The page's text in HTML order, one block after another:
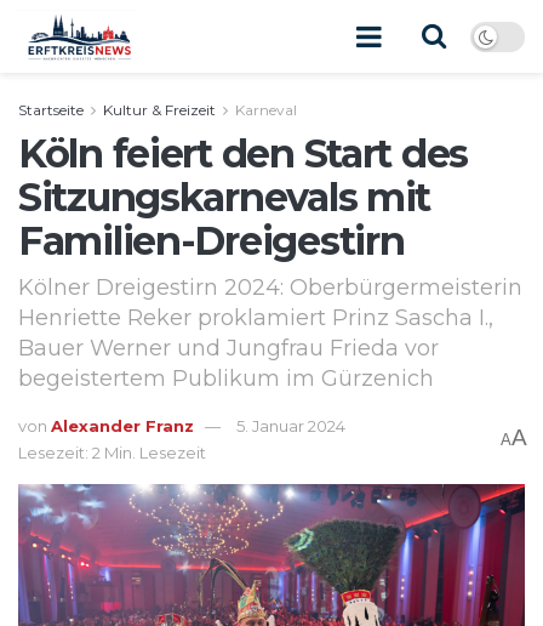
Startseite Kultur & Freizeit Karneval
Köln feiert den Start des
Sitzungskarnevals mit
Familien-Dreigestirn
Kölner Dreigestirn 2024: Oberbürgermeisterin
Henriette Reker proklamiert Prinz Sascha I.,
Bauer Werner und Jungfrau Frieda vor
begeistertem Publikum im Gürzenich
von Alexander Franz
5. Januar 2024
Lesezeit: 2 Min. Lesezeit
AA